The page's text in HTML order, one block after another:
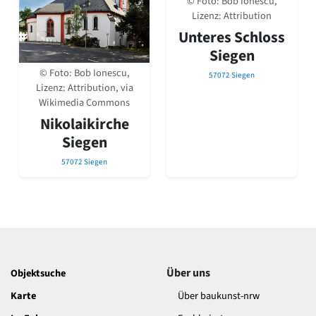
David Chipperfield
Harald Deilmann
Gottfried Böhm
Schneider von Esleben
Peter Behrens
Auszeichnung vorbildlicher Bauten NRW 2020
Big Beautiful Buildings (Großbauten der Nachkriegszeit)
Epochen
Gesamtübersicht...
Gegenwart
Barock
Renaissance
Gotik
© Foto: Bob Ionescu,
Lizenz: Attribution, via
Wikimedia Commons
Nikolaikirche
Siegen
57072 Siegen
Lizenz: Attribution
Unteres Schloss
Siegen
57072 Siegen
Objektsuche
Karte
Über uns
Über baukunst-nrw